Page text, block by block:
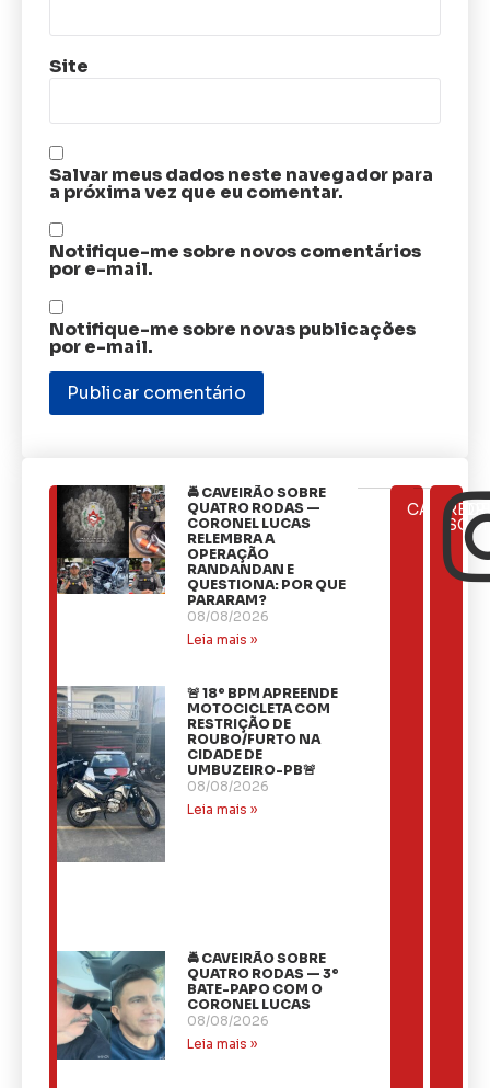
Site
Salvar meus dados neste navegador para
a próxima vez que eu comentar.
Notifique-me sobre novos comentários
por e-mail.
Notifique-me sobre novas publicações
por e-mail.
ÚLTIMAS
NOTÍCIAS
🚔 CAVEIRÃO SOBRE
QUATRO RODAS —
CORONEL LUCAS
RELEMBRA A
OPERAÇÃO
RANDANDAN E
QUESTIONA: POR QUE
PARARAM?
08/08/2026
Leia mais »
🚨 18º BPM APREENDE
MOTOCICLETA COM
RESTRIÇÃO DE
ROUBO/FURTO NA
CIDADE DE
UMBUZEIRO-PB🚨
08/08/2026
Leia mais »
🚔 CAVEIRÃO SOBRE
QUATRO RODAS — 3º
BATE-PAPO COM O
CORONEL LUCAS
08/08/2026
Leia mais »